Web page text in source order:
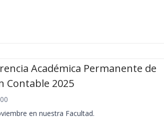
Académica Permanente de
Contable 2025
en nuestra Facultad.